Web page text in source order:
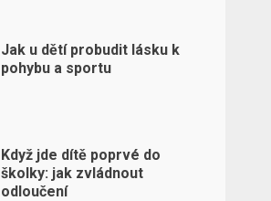
Jak u dětí probudit lásku k
pohybu a sportu
Když jde dítě poprvé do
školky: jak zvládnout
odloučení